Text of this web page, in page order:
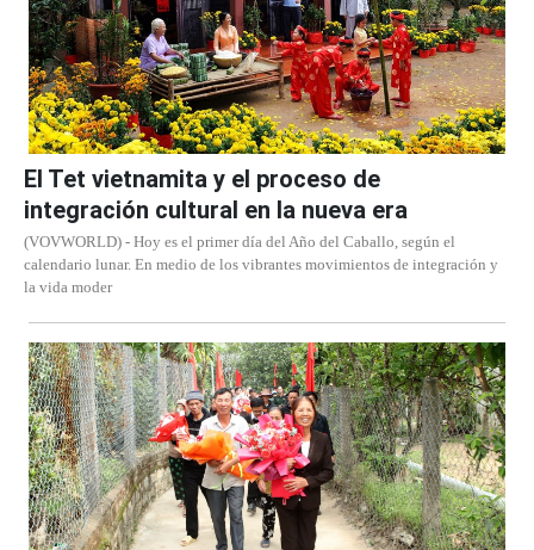
El Tet vietnamita y el proceso de
integración cultural en la nueva era
(VOVWORLD) - Hoy es el primer día del Año del Caballo, según el
calendario lunar. En medio de los vibrantes movimientos de integración y
la vida moder